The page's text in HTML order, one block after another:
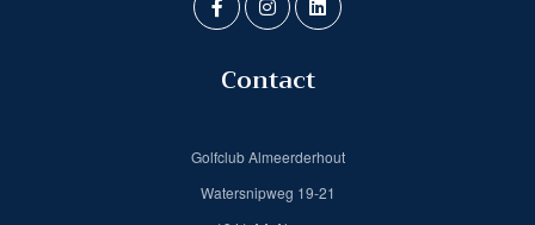
Contact
Golfclub Almeerderhout
Watersnipweg 19-21